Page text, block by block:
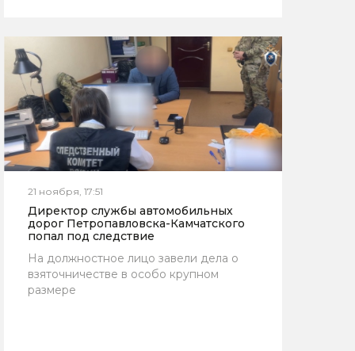
21 ноября, 17:51
Директор службы автомобильных
дорог Петропавловска-Камчатского
попал под следствие
На должностное лицо завели дела о
взяточничестве в особо крупном
размере